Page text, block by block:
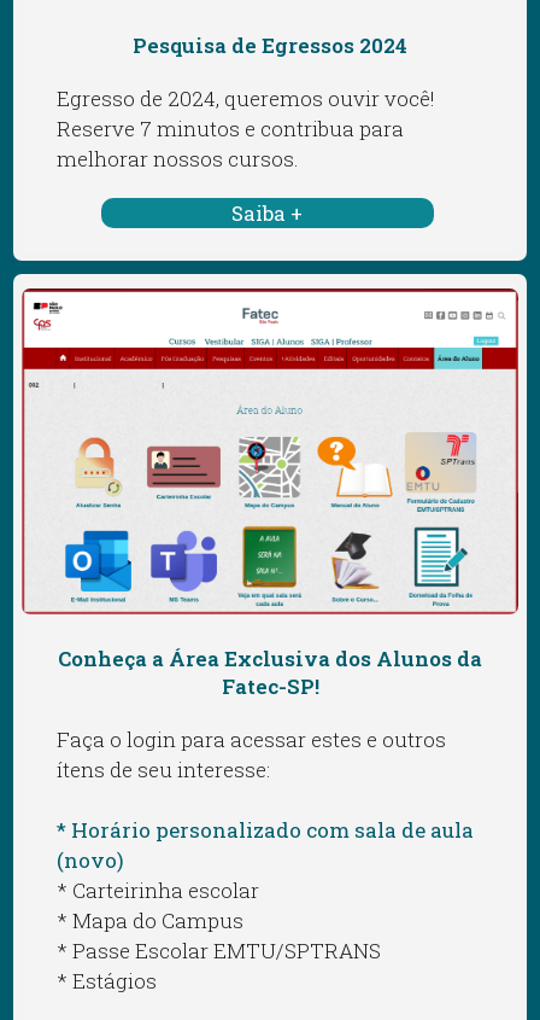
Pesquisa de Egressos 2024
Egresso de 2024, queremos ouvir você!
Reserve 7 minutos e contribua para
melhorar nossos cursos.
Saiba +
Conheça a Área Exclusiva dos Alunos da
Fatec-SP!
Faça o login para acessar estes e outros
ítens de seu interesse:
* Horário personalizado com sala de aula
(novo)
* Carteirinha escolar
* Mapa do Campus
* Passe Escolar EMTU/SPTRANS
* Estágios